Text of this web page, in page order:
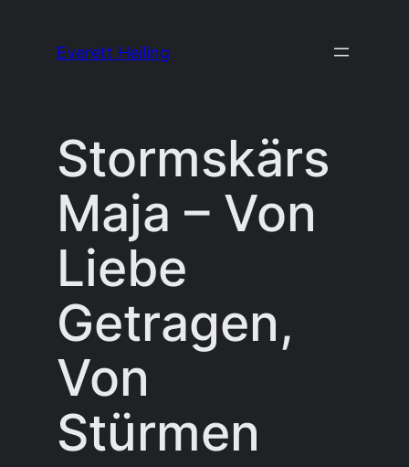
Everett Heiling
Stormskärs
Maja – Von
Liebe
Getragen,
Von
Stürmen